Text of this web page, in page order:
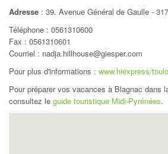
Adresse : 39. Avenue Général de Gaulle -
Téléphone : 0561310600
Fax : 0561310601
Courriel : nadja.hillhouse@giesper.com
Pour plus d'informations : www.hiexpress/
Pour préparer vos vacances à Blagnac dans
consultez le guide touristique Midi-Pyrénées.